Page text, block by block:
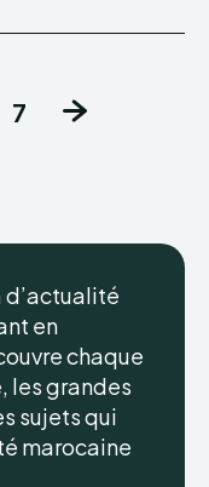
7
d’actualité
en
chaque
les grandes
sujets qui
marocaine